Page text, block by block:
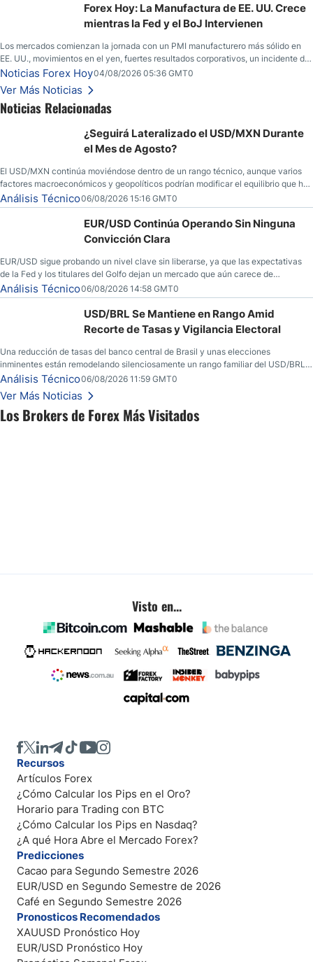
Los Brokers de Forex Más Visitados
yen; el peso mexicano ve un repunte a medida que las tasas caen en EE. UU.
Forex Hoy: La Manufactura de EE. UU. Crece
mientras la Fed y el BoJ Intervienen
Los mercados comienzan la jornada con un PMI manufacturero más sólido en
EE. UU., movimientos en el yen, fuertes resultados corporativos, un incidente de
seguridad en Bitcoin y nuevas señales desde el mercado del petróleo.
Noticias Forex Hoy04/08/2026 05:36 GMT0
Ver Más Noticias
Noticias Relacionadas
¿Seguirá Lateralizado el USD/MXN Durante
el Mes de Agosto?
El USD/MXN continúa moviéndose dentro de un rango técnico, aunque varios
factores macroeconómicos y geopolíticos podrían modificar el equilibrio que ha
dominado al mercado en las últimas semanas.
Análisis Técnico06/08/2026 15:16 GMT0
EUR/USD Continúa Operando Sin Ninguna
Convicción Clara
EUR/USD sigue probando un nivel clave sin liberarse, ya que las expectativas
de la Fed y los titulares del Golfo dejan un mercado que aún carece de
convicción real.
Análisis Técnico06/08/2026 14:58 GMT0
USD/BRL Se Mantiene en Rango Amid
Recorte de Tasas y Vigilancia Electoral
Una reducción de tasas del banco central de Brasil y unas elecciones
inminentes están remodelando silenciosamente un rango familiar del USD/BRL.
Una reducción de tasas por parte del banco central de Brasil y unas elecciones
inminentes están remodelando silenciosamente un rango familiar del USD/BRL.
Esto es lo que los traders están observando a continuación.
Análisis Técnico06/08/2026 11:59 GMT0
Ver Más Noticias
Visto en...
Recursos
Artículos Forex
¿Cómo Calcular los Pips en el Oro?
Horario para Trading con BTC
¿Cómo Calcular los Pips en Nasdaq?
¿A qué Hora Abre el Mercado Forex?
Predicciones
Cacao para Segundo Semestre 2026
EUR/USD en Segundo Semestre de 2026
Café en Segundo Semestre 2026
Pronosticos Recomendados
XAUUSD Pronóstico Hoy
EUR/USD Pronóstico Hoy